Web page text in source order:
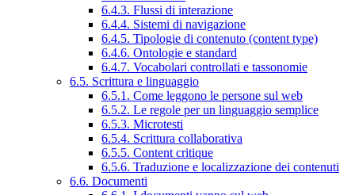
6.4.3. Flussi di interazione
6.4.4. Sistemi di navigazione
6.4.5. Tipologie di contenuto (content type)
6.4.6. Ontologie e standard
6.4.7. Vocabolari controllati e tassonomie
6.5. Scrittura e linguaggio
6.5.1. Come leggono le persone sul web
6.5.2. Le regole per un linguaggio semplice
6.5.3. Microtesti
6.5.4. Scrittura collaborativa
6.5.5. Content critique
6.5.6. Traduzione e localizzazione dei contenuti
6.6. Documenti